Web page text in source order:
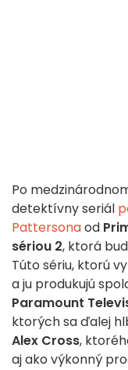
Po
detektívny seriál
Pattersonaod
sériou 2, ktorá
Túto sériu, ktorú
a ju produkujú
Paramount
ktorých sa ďalej
Alex Cross,
aj ako výkonný